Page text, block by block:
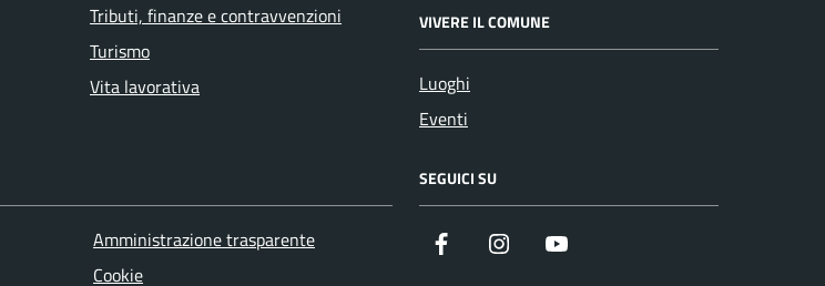
Tributi, finanze e contravvenzioni
Turismo
Vita lavorativa
VIVERE IL COMUNE
Luoghi
Eventi
Amministrazione trasparente
Cookie
SEGUICI SU
Facebook Instagram